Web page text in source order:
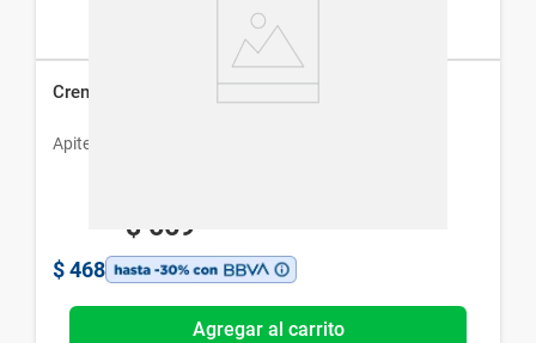
Crema de Ordeñe Apiter x 250 g
Apiter
$ 669
$ 468
Agregar al carrito